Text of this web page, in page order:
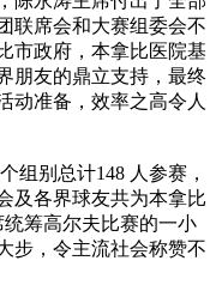
联席会和大赛组委会不
市政府，本拿比医院基
朋友的鼎立支持，最终
动准备，效率之高令人
别总计148 人参赛，
及各界球友共为本拿比
筹高尔夫比赛的一小
步，令主流社会称赞不